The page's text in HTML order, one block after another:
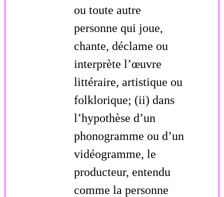
ou toute autre
personne qui joue,
chante, déclame ou
interprète l’œuvre
littéraire, artistique ou
folklorique; (ii) dans
l’hypothèse d’un
phonogramme ou d’un
vidéogramme, le
producteur, entendu
comme la personne